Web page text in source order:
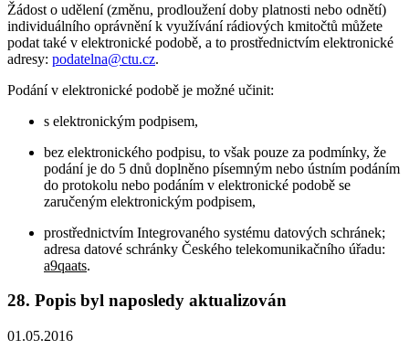
Žádost o udělení (změnu, prodloužení doby platnosti nebo odnětí)
individuálního oprávnění k využívání rádiových kmitočtů můžete
podat také v elektronické podobě, a to prostřednictvím elektronické
adresy: podatelna@ctu.cz.
Podání v elektronické podobě je možné učinit:
s elektronickým podpisem,
bez elektronického podpisu, to však pouze za podmínky, že
podání je do 5 dnů doplněno písemným nebo ústním podáním
do protokolu nebo podáním v elektronické podobě se
zaručeným elektronickým podpisem,
prostřednictvím Integrovaného systému datových schránek;
adresa datové schránky Českého telekomunikačního úřadu:
a9qaats.
28. Popis byl naposledy aktualizován
01.05.2016